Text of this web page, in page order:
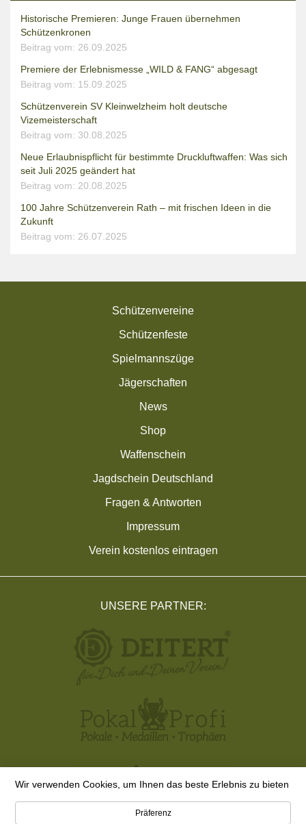
Historische Premieren: Junge Frauen übernehmen
Schützenkronen
Beitrag vom: 26.09.2025
Premiere der Erlebnismesse „WILD & FANG“ abgesagt
Beitrag vom: 15.09.2025
Schützenverein SV Kleinwelzheim holt deutsche
Vizemeisterschaft
Beitrag vom: 30.08.2025
Neue Erlaubnispflicht für bestimmte Druckluftwaffen: Was sich
seit Juli 2025 geändert hat
Beitrag vom: 20.08.2025
100 Jahre Schützenverein Rath – mit frischen Ideen in die
Zukunft
Beitrag vom: 26.07.2025
Schützenvereine
Schützenfeste
Spielmannszüge
Jägerschaften
News
Shop
Waffenschein
Jagdschein Deutschland
Fragen & Antworten
Impressum
Verein kostenlos eintragen
UNSERE PARTNER:
Wir verwenden Cookies, um Ihnen das beste Erlebnis zu bieten
Präferenz